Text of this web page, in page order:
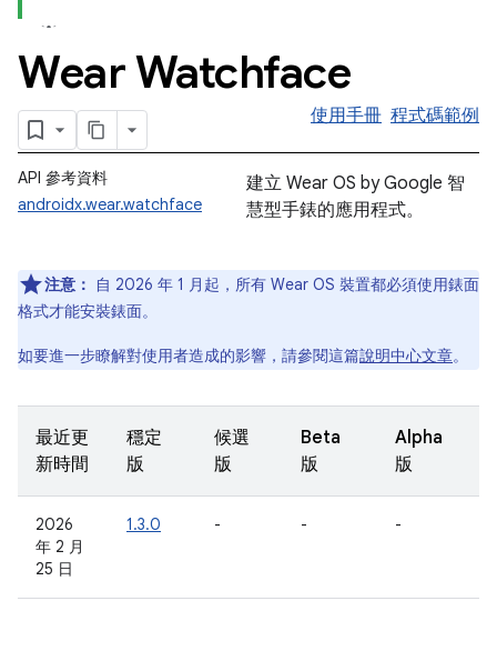
Wear Watchface
使用手冊 程式碼範例
API 參考資料
androidx.wear.watchface
建立 Wear OS by Google 智
慧型手錶的應用程式。
注意：
自 2026 年 1 月起，所有 Wear OS 裝置都必須使用錶面
格式才能安裝錶面。
如要進一步瞭解對使用者造成的影響，請參閱這篇說明中心文章。
最近更
新時間
穩定
版
候選
版
Beta
版
Alpha
版
2026
年 2 月
25 日
1.3.0 - - -